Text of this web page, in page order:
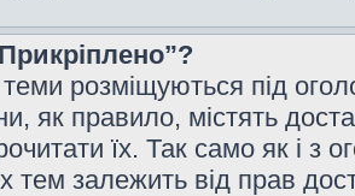
теми розміщуються під
як правило, містять
їх. Так само як і
тем залежить від прав